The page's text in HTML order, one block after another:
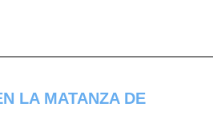
LA MATANZA DE